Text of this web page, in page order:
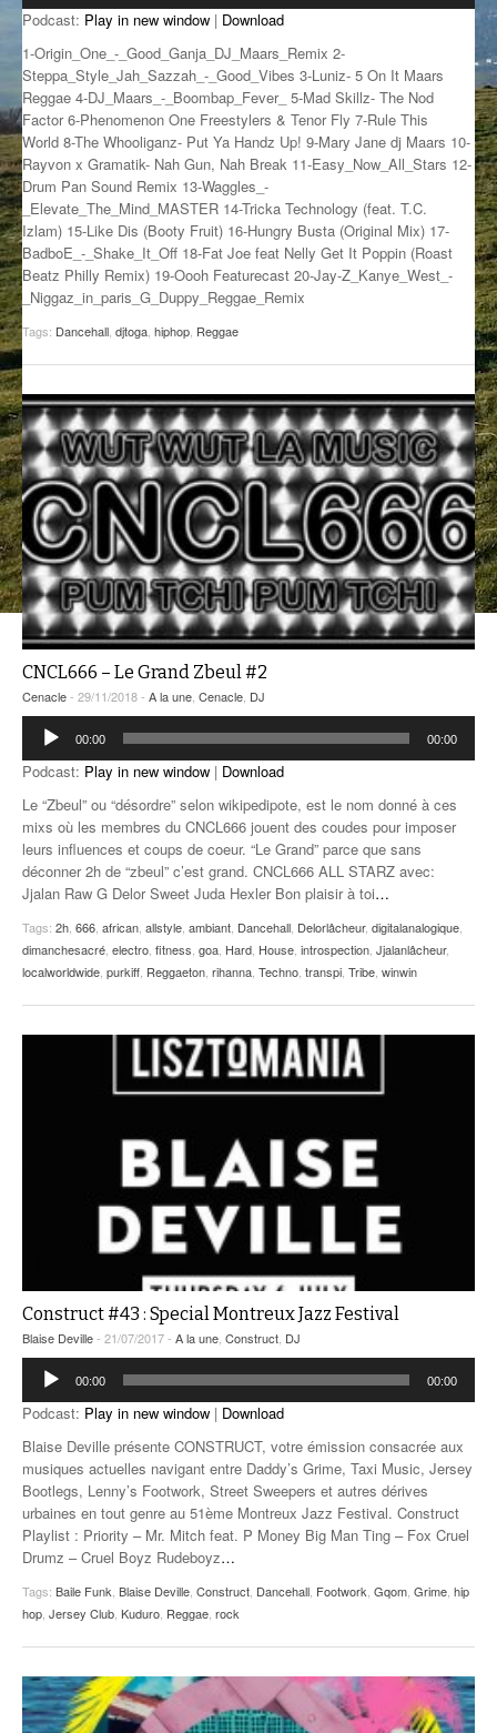
GROOVE N SUN
IL ÉTAIT UNE FOIS
L’ASTUCE DE LA PORTE EN BOIS
LA FABRIK POÉTIK
LA MINUTE LITTÉRAIRE
LA SOUTERRAINE
MUSIQUE DES ANTIPODES
NOS ANCIENS
THEME FORCE
ZIRCONIUM
ANCIENNES ÉMISSIONS
PLUS DE MIX
Podcast: Play in new window | Download
1-Origin_One_-_Good_Ganja_DJ_Maars_Remix 2-
Steppa_Style_Jah_Sazzah_-_Good_Vibes 3-Luniz- 5 On It Maars
Reggae 4-DJ_Maars_-_Boombap_Fever_ 5-Mad Skillz- The Nod
Factor 6-Phenomenon One Freestylers & Tenor Fly 7-Rule This
World 8-The Whooliganz- Put Ya Handz Up! 9-Mary Jane dj Maars 10-
Rayvon x Gramatik- Nah Gun, Nah Break 11-Easy_Now_All_Stars 12-
Drum Pan Sound Remix 13-Waggles_-
_Elevate_The_Mind_MASTER 14-Tricka Technology (feat. T.C.
Izlam) 15-Like Dis (Booty Fruit) 16-Hungry Busta (Original Mix) 17-
BadboE_-_Shake_It_Off 18-Fat Joe feat Nelly Get It Poppin (Roast
Beatz Philly Remix) 19-Oooh Featurecast 20-Jay-Z_Kanye_West_-
_Niggaz_in_paris_G_Duppy_Reggae_Remix
Tags: Dancehall djtoga hiphop Reggae
CNCL666 – Le Grand Zbeul #2
Cenacle- 29/11/2018 - A la une Cenacle DJ
Lecteur
audio
00:00 00:00
Podcast: Play in new window | Download
Le “Zbeul” ou “désordre” selon wikipedipote, est le nom donné à ces
mixs où les membres du CNCL666 jouent des coudes pour imposer
leurs influences et coups de coeur. “Le Grand” parce que sans
déconner 2h de “zbeul” c’est grand. CNCL666 ALL STARZ avec:
Jjalan Raw G Delor Sweet Juda Hexler Bon plaisir à toi…
Tags: 2h 666 african allstyle ambiant Dancehall Delorlâcheur, digitalanalogique
dimanchesacré electro fitness goa Hard House introspection Jjalanlâcheur,
localworldwide purkiff Reggaeton rihanna Techno transpi Tribe winwin
Construct #43 : Special Montreux Jazz Festival
Blaise Deville- 21/07/2017 - A la une Construct DJ
Lecteur
audio
00:00 00:00
Podcast: Play in new window | Download
Blaise Deville présente CONSTRUCT, votre émission consacrée aux
musiques actuelles navigant entre Daddy’s Grime, Taxi Music, Jersey
Bootlegs, Lenny’s Footwork, Street Sweepers et autres dérives
urbaines en tout genre au 51ème Montreux Jazz Festival. Construct
Playlist : Priority – Mr. Mitch feat. P Money Big Man Ting – Fox Cruel
Drumz – Cruel Boyz Rudeboyz…
Tags: Baile Funk Blaise Deville Construct Dancehall Footwork Gqom Grime hip
hop Jersey Club Kuduro Reggae rock